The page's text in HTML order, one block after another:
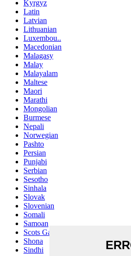
Kyrgyz
Latin
Latvian
Lithuanian
Luxembou..
Macedonian
Malagasy
Malay
Malayalam
Maltese
Maori
Marathi
Mongolian
Burmese
Nepali
Norwegian
Pashto
Persian
Punjabi
Serbian
Sesotho
Sinhala
Slovak
Slovenian
Somali
Samoan
Scots Gaelic
Shona
Sindhi